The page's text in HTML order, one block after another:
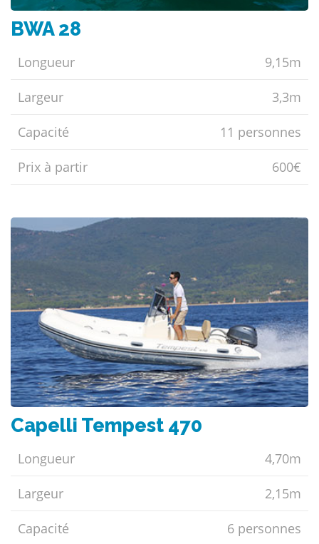
BWA 28
Longueur 9,15m
Largeur 3,3m
Capacité 11 personnes
Prix ​​à partir 600€
Capelli Tempest 470
Longueur 4,70m
Largeur 2,15m
Capacité 6 personnes